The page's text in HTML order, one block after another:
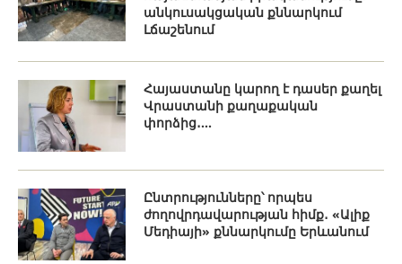
անկուսակցական քննարկում
Լճաշենում
Հայաստանը կարող է դասեր քաղել
Վրաստանի քաղաքական
փորձից․...
Ընտրությունները՝ որպես
ժողովրդավարության հիմք․ «Ալիք
Մեդիայի» քննարկումը Երևանում